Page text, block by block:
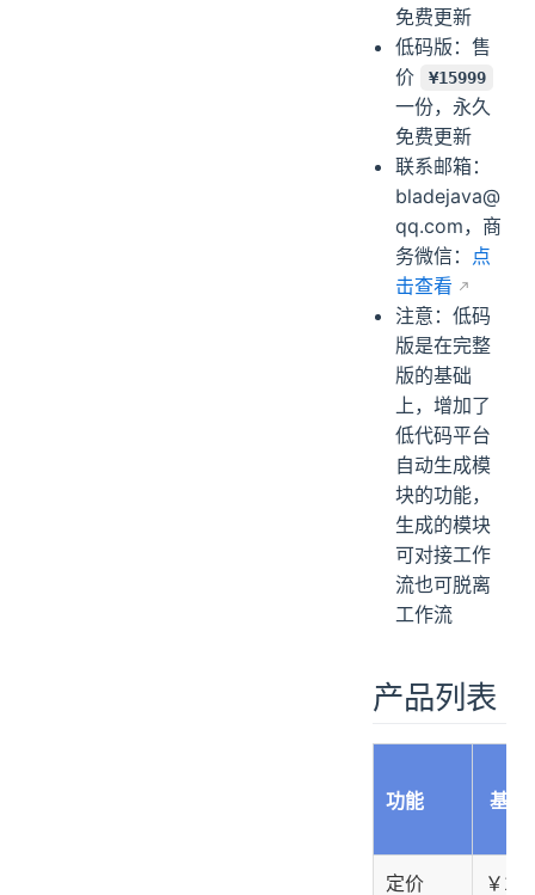
免费更新
低码版：售
价
¥15999
一份，永久
免费更新
联系邮箱：
bladejava@
qq.com，商
务微信： 点
击查看
注意：低码
版是在完整
版的基础
上，增加了
低代码平台
自动生成模
块的功能，
生成的模块
可对接工作
流也可脱离
工作流
产品列表
功能 基础
定价 ￥